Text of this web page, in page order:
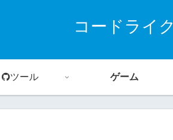
コードライク
ツール ゲーム